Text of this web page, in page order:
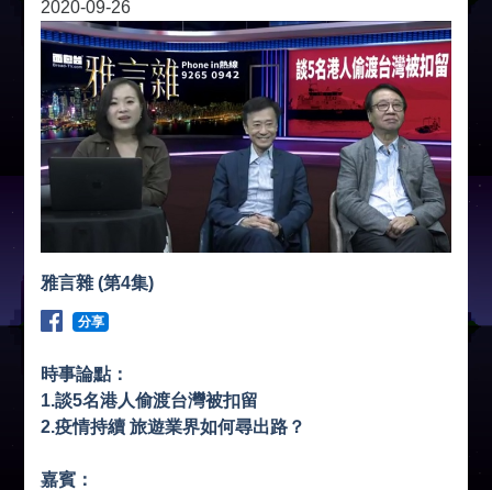
2020-09-26
雅言雜 (第4集)
分享
時事論點：
1.談5名港人偷渡台灣被扣留
2.疫情持續 旅遊業界如何尋出路？
嘉賓：